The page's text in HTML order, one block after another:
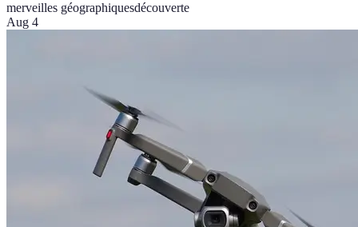
merveilles géographiquesdécouverte
Aug 4